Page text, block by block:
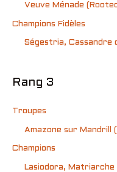
Veuve Ménade
Champions Fidèles
Ségestria, Cassandre
Rang 3
Troupes
Amazone sur Mandrill
Champions
Lasiodora, Matriarche